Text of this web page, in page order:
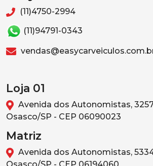
(11)4750-2994
(11)94791-0343
Loja 01
Avenida dos Autonomistas,
Osasco/SP - CEP 06090023
Matriz
Avenida dos Autonomistas,